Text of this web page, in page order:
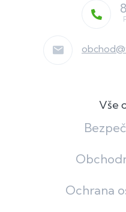
obchod@
Vše
Ochrana